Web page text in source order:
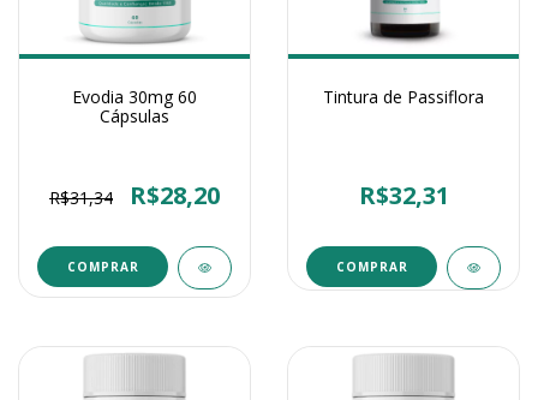
Evodia 30mg 60
Cápsulas
R$31,34 R$28,20
Tintura de Passiflora
R$32,31
COMPRAR